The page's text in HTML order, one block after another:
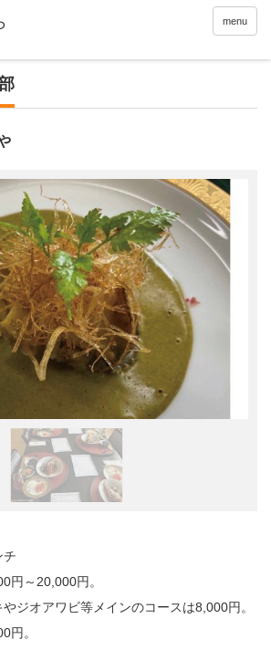
menu
チ
円～20,000円。
ジオアワビ等メインのコースは8,000円。
円。